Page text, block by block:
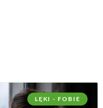
LĘKI - FOBIE